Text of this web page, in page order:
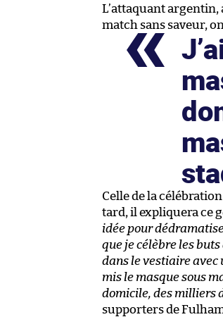
L’attaquant
match sans saveur,
Celle de la
tard, il expliquera ce
idée pour
que je célèbre les
dans le vestiaire avec
mis le masque sous
domicile, des milliers
supporters de